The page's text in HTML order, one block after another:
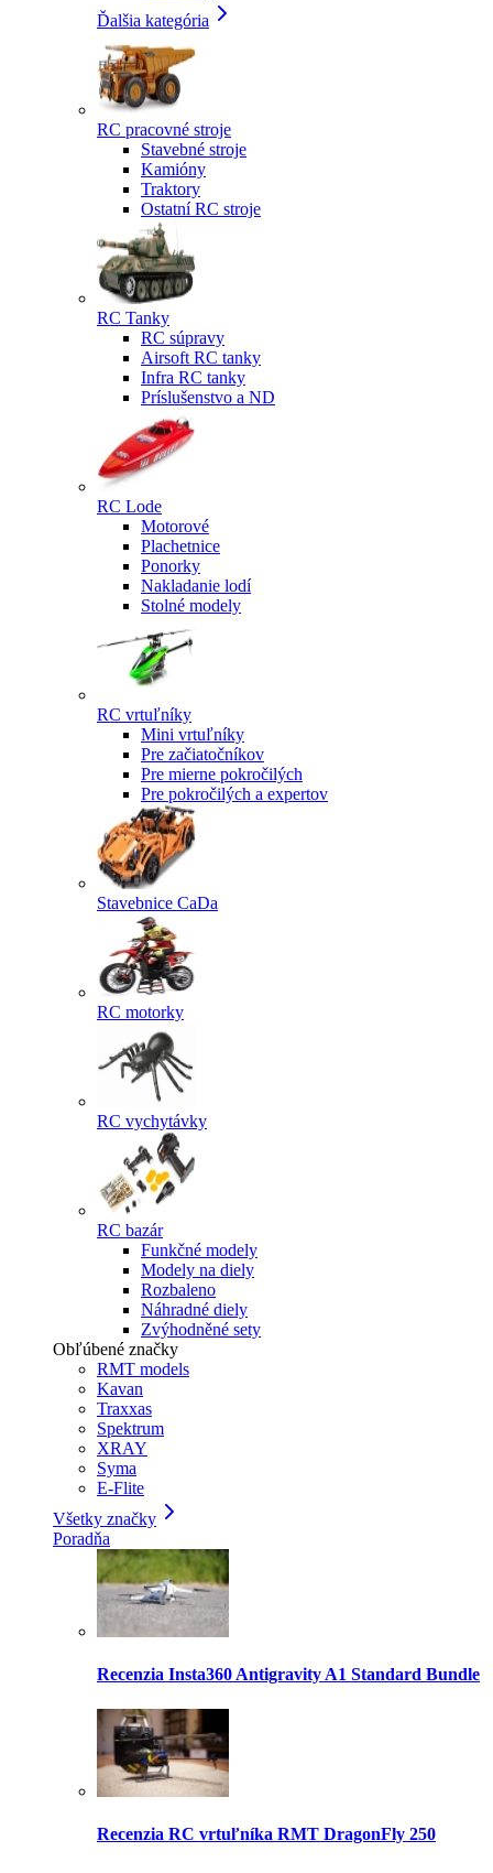
Ďalšia kategória
RC pracovné stroje
Stavebné stroje
Kamióny
Traktory
Ostatní RC stroje
RC Tanky
RC súpravy
Airsoft RC tanky
Infra RC tanky
Príslušenstvo a ND
RC Lode
Motorové
Plachetnice
Ponorky
Nakladanie lodí
Stolné modely
RC vrtuľníky
Mini vrtuľníky
Pre začiatočníkov
Pre mierne pokročilých
Pre pokročilých a expertov
Stavebnice CaDa
RC motorky
RC vychytávky
RC bazár
Funkčné modely
Modely na diely
Rozbaleno
Náhradné diely
Zvýhodněné sety
Obľúbené značky
RMT models
Kavan
Traxxas
Spektrum
XRAY
Syma
E-Flite
Všetky značky
Poradňa
Recenzia Insta360 Antigravity A1 Standard Bundle
Recenzia RC vrtuľníka RMT DragonFly 250